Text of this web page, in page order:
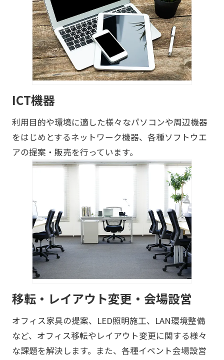
ICT機器
利用目的や環境に適した様々なパソコンや周辺機器
をはじめとするネットワーク機器、各種ソフトウエ
アの提案・販売を行っています。
移転・レイアウト変更・会場設営
オフィス家具の提案、LED照明施工、LAN環境整備
など、オフィス移転やレイアウト変更に関する様々
な課題を解決します。また、各種イベント会場設営